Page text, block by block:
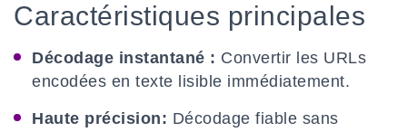
Caractéristiques principales
Décodage instantané : Convertir les URLs
encodées en texte lisible immédiatement.
Haute précision: Décodage fiable sans